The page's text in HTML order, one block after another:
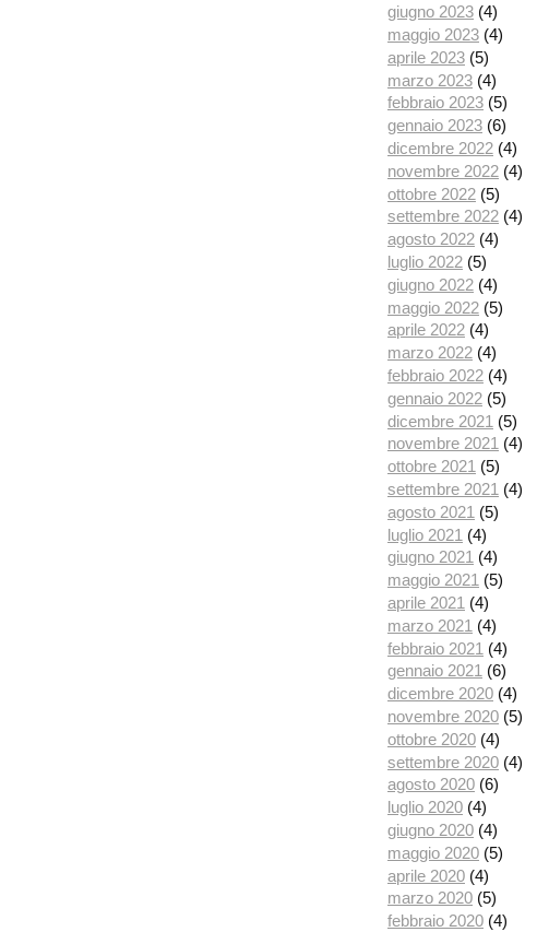
giugno 2023 (4)
maggio 2023 (4)
aprile 2023 (5)
marzo 2023 (4)
febbraio 2023 (5)
gennaio 2023 (6)
dicembre 2022 (4)
novembre 2022 (4)
ottobre 2022 (5)
settembre 2022 (4)
agosto 2022 (4)
luglio 2022 (5)
giugno 2022 (4)
maggio 2022 (5)
aprile 2022 (4)
marzo 2022 (4)
febbraio 2022 (4)
gennaio 2022 (5)
dicembre 2021 (5)
novembre 2021 (4)
ottobre 2021 (5)
settembre 2021 (4)
agosto 2021 (5)
luglio 2021 (4)
giugno 2021 (4)
maggio 2021 (5)
aprile 2021 (4)
marzo 2021 (4)
febbraio 2021 (4)
gennaio 2021 (6)
dicembre 2020 (4)
novembre 2020 (5)
ottobre 2020 (4)
settembre 2020 (4)
agosto 2020 (6)
luglio 2020 (4)
giugno 2020 (4)
maggio 2020 (5)
aprile 2020 (4)
marzo 2020 (5)
febbraio 2020 (4)